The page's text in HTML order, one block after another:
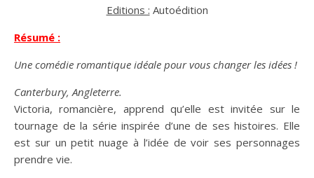
Editions : Autoédition
Résumé :
Une comédie romantique idéale pour vous changer les idées !
Canterbury, Angleterre.
Victoria, romancière, apprend qu’elle est invitée sur le
tournage de la série inspirée d’une de ses histoires. Elle
est sur un petit nuage à l’idée de voir ses personnages
prendre vie.